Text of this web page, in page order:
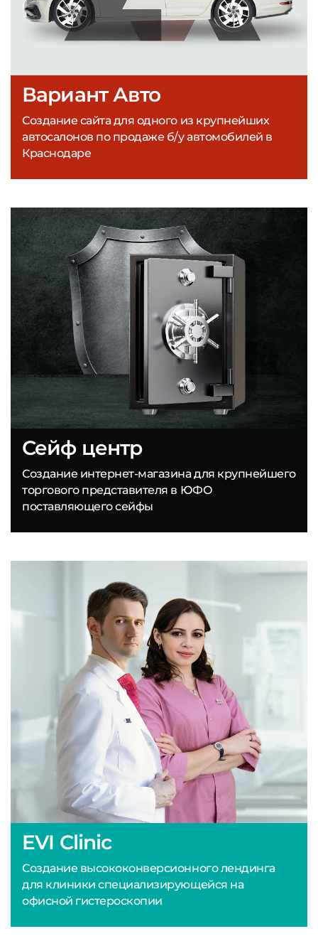
Вариант Авто
Создание сайта для одного из крупнейших
автосалонов по продаже б/у автомобилей в
Краснодаре
EVI Clinic
Создание высококонверсионного лендинга
для клиники специализирующейся на
офисной гистероскопии
Сейф центр
Создание интернет-магазина для крупнейшего
торгового представителя в ЮФО
поставляющего сейфы